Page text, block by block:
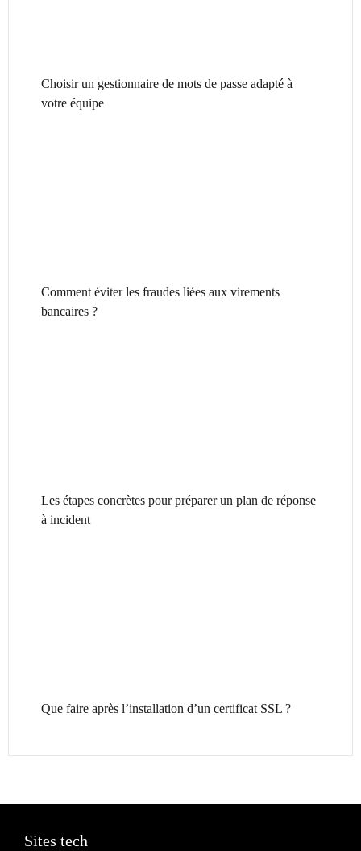
Choisir un gestionnaire de mots de passe adapté à
votre équipe
Comment éviter les fraudes liées aux virements
bancaires ?
Les étapes concrètes pour préparer un plan de réponse
à incident
Que faire après l’installation d’un certificat SSL ?
Sites tech